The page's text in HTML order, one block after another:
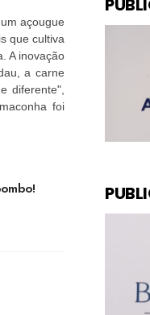
açougue
que cultiva
A inovação
a carne
diferente",
foi